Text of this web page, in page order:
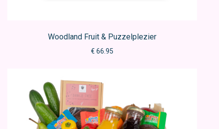
Woodland Fruit & Puzzelplezier
€ 66.95